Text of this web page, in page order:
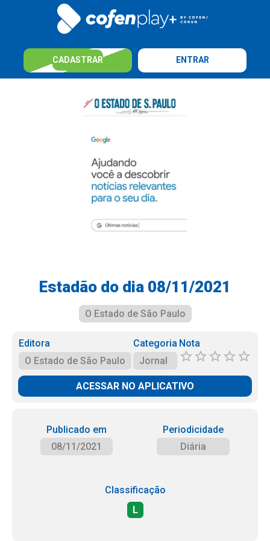
CADASTRAR ENTRAR
Estadão do dia 08/11/2021
O Estado de São Paulo
Editora
O Estado de São Paulo
Categoria
Jornal
Nota
ACESSAR NO APLICATIVO
Publicado em
08/11/2021
Periodicidade
Diária
Classificação
L